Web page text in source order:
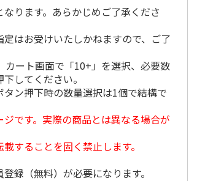
6）
税込)
優勝力士純金製小判
(送料・税込)
ファイル３点セット
(送料別・税込)
ります。あらかじめご了承くださ
はお受けいたしかねますので、ご了
ート画面で「10+」を選択、必要数
してください。
ン押下時の数量選択は1個で結構で
です。実際の商品とは異なる場合が
することを固く禁止します。
録（無料）が必要になります。